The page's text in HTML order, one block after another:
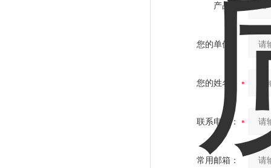
产品：
您的单位：
您的姓名：
联系电话：
常用邮箱：